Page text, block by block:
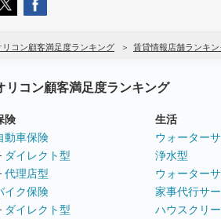
リコン顧客満足度ランキング 賃貸情報店舗ランキン
リコン顧客満足度ランキング
険
動車保険
ダイレクト型
代理店型
イク保険
ダイレクト型
生活
ウォーター
浄水型
ウォーター
家事代行サ
ハウスクリ